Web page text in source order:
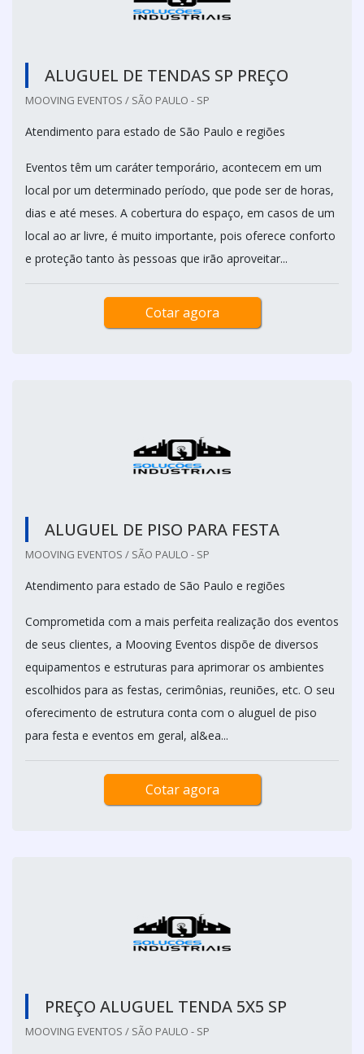
ALUGUEL DE TENDAS SP PREÇO
MOOVING EVENTOS / SÃO PAULO - SP
Atendimento para estado de São Paulo e regiões
Eventos têm um caráter temporário, acontecem em um
local por um determinado período, que pode ser de horas,
dias e até meses. A cobertura do espaço, em casos de um
local ao ar livre, é muito importante, pois oferece conforto
e proteção tanto às pessoas que irão aproveitar...
Cotar agora
ALUGUEL DE PISO PARA FESTA
MOOVING EVENTOS / SÃO PAULO - SP
Atendimento para estado de São Paulo e regiões
Comprometida com a mais perfeita realização dos eventos
de seus clientes, a Mooving Eventos dispõe de diversos
equipamentos e estruturas para aprimorar os ambientes
escolhidos para as festas, cerimônias, reuniões, etc. O seu
oferecimento de estrutura conta com o aluguel de piso
para festa e eventos em geral, al&ea...
Cotar agora
PREÇO ALUGUEL TENDA 5X5 SP
MOOVING EVENTOS / SÃO PAULO - SP